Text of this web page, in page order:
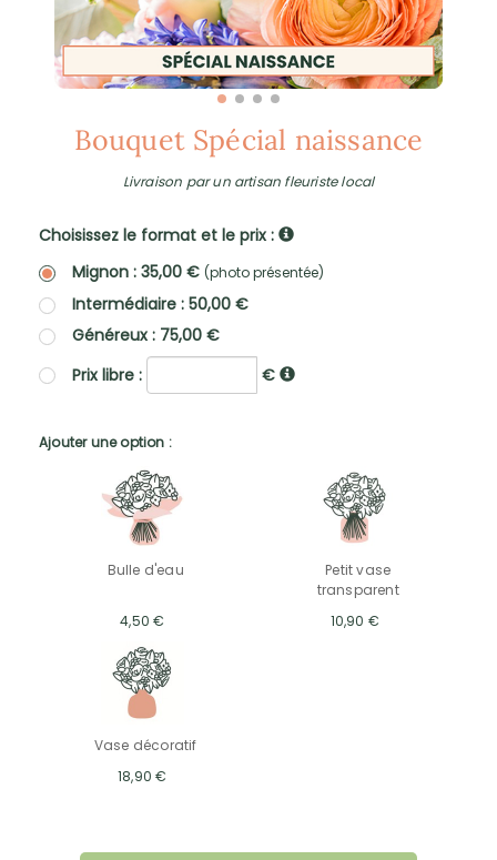
Bouquet Spécial naissance
Livraison par un artisan fleuriste local
Choisissez le format et le prix :
Mignon : 35,00 € (photo présentée)
Intermédiaire : 50,00 €
Généreux : 75,00 €
Prix libre :
€
Ajouter une option :
Bulle d'eau
4,50 €
Petit vase
transparent
10,90 €
Vase décoratif
18,90 €